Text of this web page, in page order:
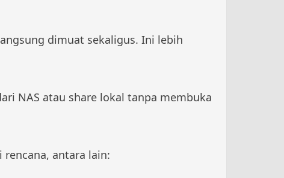
dimuat sekaligus. Ini lebih
NAS atau share lokal tanpa membuka
antara lain: